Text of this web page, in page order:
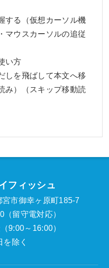
する（仮想カーソル機
マウスカーソルの追従
い方
しを飛ばして本文へ移
み）（スキップ移動読
フィッシュ
市御幸ヶ原町185-7
留守電対応）
9:00～16:00）
除く